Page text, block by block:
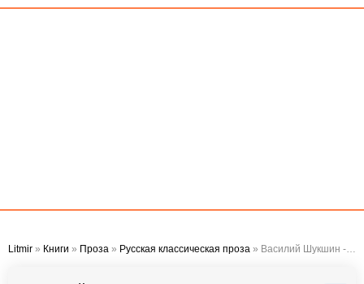
Litmir » Книги » Проза » Русская классическая проза » Василий Шукшин - Земляки